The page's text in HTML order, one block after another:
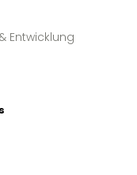
Entwicklung